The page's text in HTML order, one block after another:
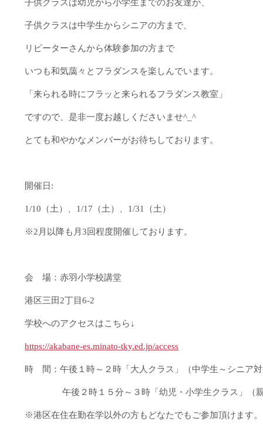
子供クラスは幼児から小学生までのお友達が、
子供クラスは中学生からシニアの方まで、
リピーターさんから体験参加の方まで
いつも和気藹々とフラダンスを楽しんでいます。
「来られる時にフラッと来られるフラダンス教室」
ですので、是非一度お越しくださいませ^_^
とても和やかなメンバーがお待ちしております。
開催日:
1/10（土）、1/17（土）、1/31（土）
※2月以降も月3回程度開催しております。
会 場：赤羽小学校講堂
港区三田2丁目6-2
学校へのアクセスはこちら↓
https://akabane-es.minato-tky.ed.jp/access
時 間：午後１時～２時「大人クラス」（中学生～シニア
午後２時１５分～３時「幼児・小学生クラス」（親
※港区在住在勤在学以外の方もどなたでもご参加頂けます。